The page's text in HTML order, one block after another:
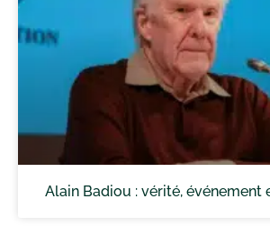
Alain Badiou : vérité, événement